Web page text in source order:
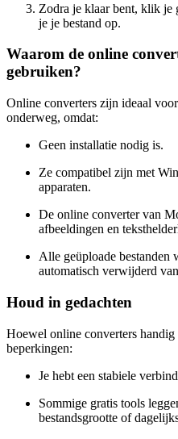
Zodra je klaar bent, klik
je je bestand op.
Waarom de online
gebruiken?
Online converters zijn ideaal
onderweg, omdat:
Geen installatie nodig is.
Ze compatibel zijn met
apparaten.
De online converter van
afbeeldingen en
Alle geüploade bestanden
automatisch verwijderd
Houd in gedachten
Hoewel online converters
beperkingen:
Je hebt een stabiele
Sommige gratis tools
bestandsgrootte of